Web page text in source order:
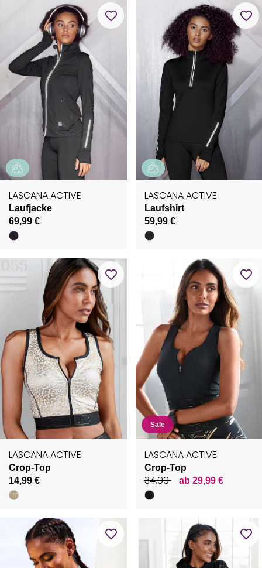
LASCANA ACTIVE
Laufjacke
69,99 €
LASCANA ACTIVE
Laufshirt
59,99 €
LASCANA ACTIVE
Crop-Top
14,99 €
Sale
LASCANA ACTIVE
Crop-Top
34,99 ab 29,99 €